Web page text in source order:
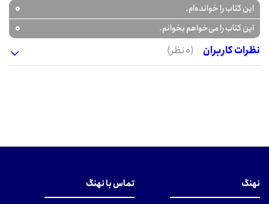
این کتاب را خوانده‌ام. 0
این کتاب را می‌خواهم بخوانم.
0
نظرات کاربران
(0 نظر)
نهنگ تماس با نهنگ